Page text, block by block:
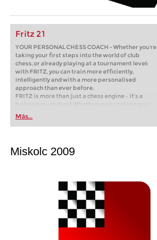
Fritz 21
YOUR PERSONAL CHESS COACH - Whether you’re
taking your first steps into the world of club
chess, or already playing at a tournament level:
with FRITZ, you can train more efficiently,
intelligently and with a more personalised
approach than ever before.
FRITZ is more than just a chess engine – it’s a
training revolution! Whether you’re taking your
first steps into the world of club chess, or already
playing at a tournament level: with FRITZ, you can
train more efficiently, intelligently and with a
Más...
Miskolc 2009